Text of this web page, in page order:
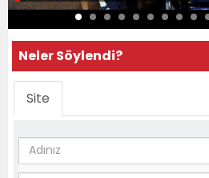
Neler Söylendi?
Site